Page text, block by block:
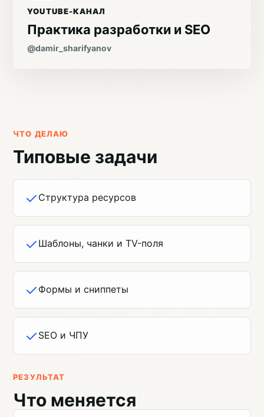
YOUTUBE-КАНАЛ
Практика разработки и SEO
@damir_sharifyanov
ЧТО ДЕЛАЮ
Типовые задачи
Структура ресурсов
Шаблоны, чанки и TV-поля
Формы и сниппеты
SEO и ЧПУ
РЕЗУЛЬТАТ
Что меняется